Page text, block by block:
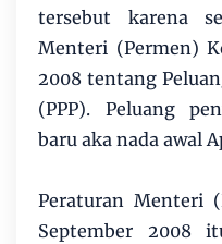
tersebut karena
Menteri (Permen)
2008 tentang
(PPP). Peluang
baru aka nada awal
Peraturan Menteri
September 2008